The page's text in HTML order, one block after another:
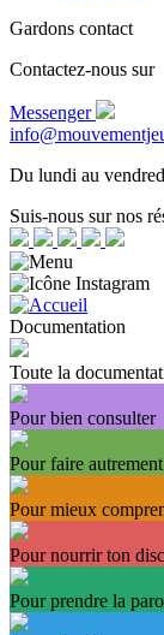
Gardons contact
Contactez-nous sur
Messenger
Du lundi au
Suis-nous sur nos
Documentation
Toute la
Pour bien consulter
Pour faire autrement
Pour mieux
Pour nourrir ton
Pour prendre la